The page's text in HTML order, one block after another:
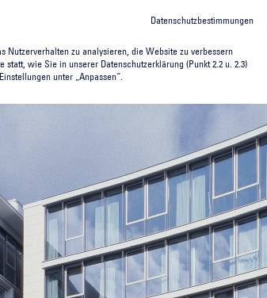
ÜBER MOMENI GESCHÄFTSBEREICHE
Datenschutzbestimmungen
Nutzerverhalten zu analysieren, die Website zu verbessern
wie Sie in unserer Datenschutzerklärung (Punkt 2.2 u. 2.3)
unter „Anpassen“.